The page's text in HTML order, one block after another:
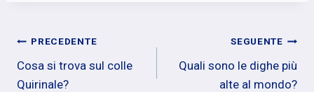
Navigazione
articoli
PRECEDENTE
Cosa si trova sul colle
Quirinale?
SEGUENTE
Quali sono le dighe più
alte al mondo?